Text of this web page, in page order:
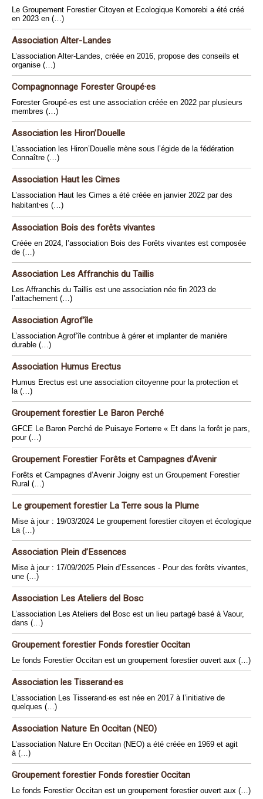
Le Groupement Forestier Citoyen et Ecologique Komorebi a été créé
en 2023 en (…)
Association Alter-Landes
L’association Alter-Landes, créée en 2016, propose des conseils et
organise (…)
Compagnonnage Forester Groupé·es
Forester Groupé·es est une association créée en 2022 par plusieurs
membres (…)
Association les Hiron’Douelle
L’association les Hiron’Douelle mène sous l’égide de la fédération
Connaître (…)
Association Haut les Cimes
L’association Haut les Cimes a été créée en janvier 2022 par des
habitant⸱es (…)
Association Bois des forêts vivantes
Créée en 2024, l’association Bois des Forêts vivantes est composée
de (…)
Association Les Affranchis du Taillis
Les Affranchis du Taillis est une association née fin 2023 de
l’attachement (…)
Association Agrof’île
L’association Agrof’île contribue à gérer et implanter de manière
durable (…)
Association Humus Erectus
Humus Erectus est une association citoyenne pour la protection et
la (…)
Groupement forestier Le Baron Perché
GFCE Le Baron Perché de Puisaye Forterre « Et dans la forêt je pars,
pour (…)
Groupement Forestier Forêts et Campagnes d’Avenir
Forêts et Campagnes d’Avenir Joigny est un Groupement Forestier
Rural (…)
Le groupement forestier La Terre sous la Plume
Mise à jour : 19/03/2024 Le groupement forestier citoyen et écologique
La (…)
Association Plein d’Essences
Mise à jour : 17/09/2025 Plein d’Essences - Pour des forêts vivantes,
une (…)
Association Les Ateliers del Bosc
L’association Les Ateliers del Bosc est un lieu partagé basé à Vaour,
dans (…)
Groupement forestier Fonds forestier Occitan
Le fonds Forestier Occitan est un groupement forestier ouvert aux (…)
Association les Tisserand·es
L’association Les Tisserand·es est née en 2017 à l’initiative de
quelques (…)
Association Nature En Occitan (NEO)
L’association Nature En Occitan (NEO) a été créée en 1969 et agit
à (…)
Groupement forestier Fonds forestier Occitan
Le fonds Forestier Occitan est un groupement forestier ouvert aux (…)